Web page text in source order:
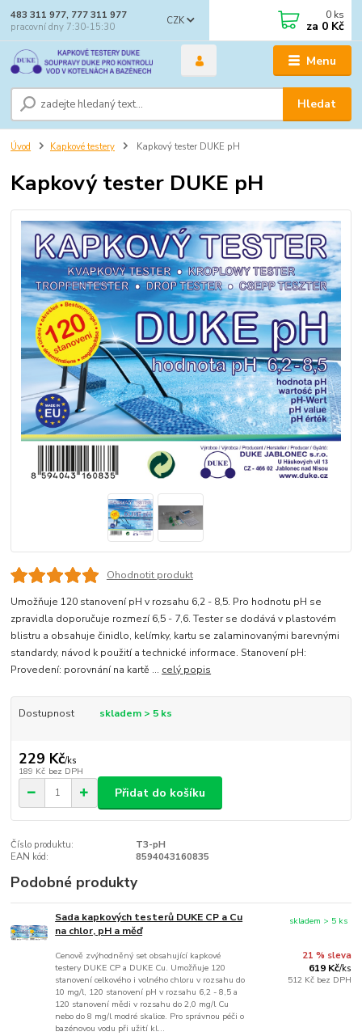
Menu
CZK
Hledat
483 311 977, 777 311 977
pracovní dny 7:30-15:30
0 ks
za 0 Kč
Úvod Kapkové testery Kapkový tester DUKE pH
Kapkový tester DUKE pH
Ohodnotit produkt
Umožňuje 120 stanovení pH v rozsahu 6,2 - 8,5. Pro hodnotu pH se
zpravidla doporučuje rozmezí 6,5 - 7,6. Tester se dodává v plastovém
blistru a obsahuje činidlo, kelímky, kartu se zalaminovanými barevnými
standardy, návod k použití a technické informace. Stanovení pH:
Provedení: porovnání na kartě ... celý popis
Dostupnost skladem > 5 ks
229 Kč/ks
189 Kč bez DPH
Přidat do košíku
Číslo produktu:
T3-pH
EAN kód:
8594043160835
Podobné produkty
Sada kapkových testerů DUKE CP a Cu
na chlor, pH a měď
Cenově zvýhodněný set obsahující kapkové
testery DUKE CP a DUKE Cu. Umožňuje 120
stanovení celkového i volného chloru v rozsahu do
10 mg/l, 120 stanovení pH v rozsahu 6,2 - 8,5 a
120 stanovení mědi v rozsahu do 2,0 mg/l Cu
nebo do 8 mg/l modré skalice. Pro správnou péči o
bazénovou vodu při užití kl...
21 % sleva
619 Kč/ks
512 Kč bez DPH
skladem > 5 ks